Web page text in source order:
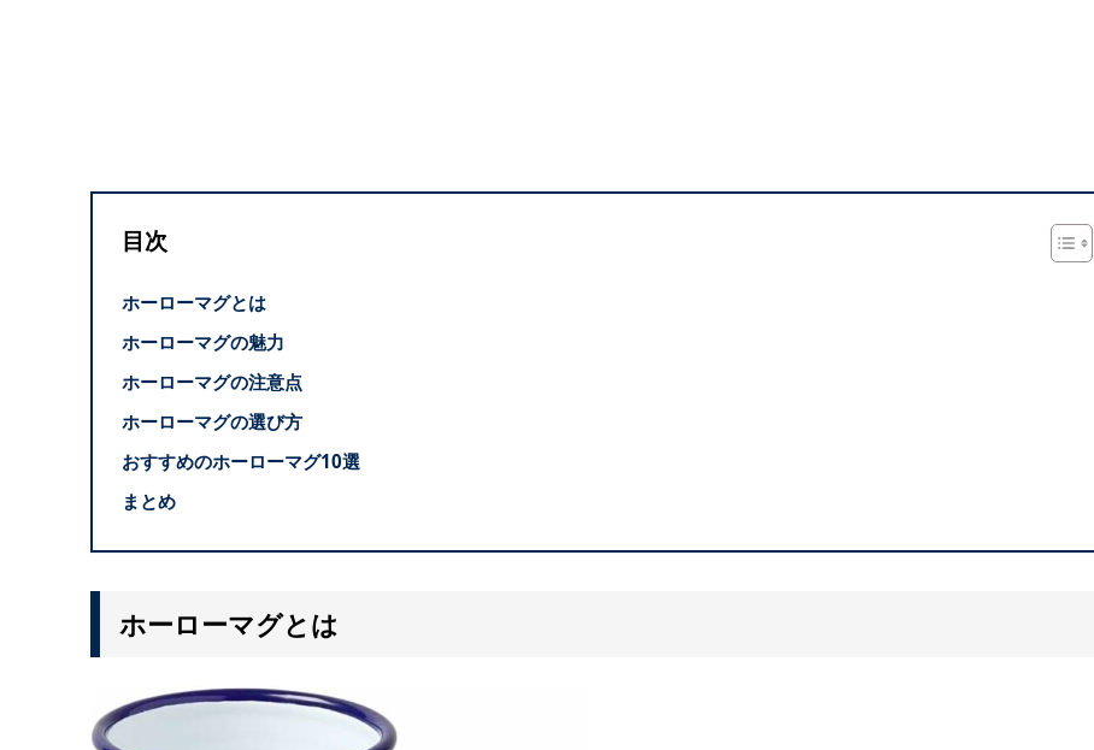
目次
ホーローマグとは
ホーローマグの魅力
ホーローマグの注意点
ホーローマグの選び方
おすすめのホーローマグ10選
まとめ
ホーローマグとは